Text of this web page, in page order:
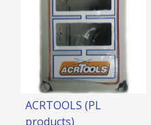
ACRTOOLS (PL
products)